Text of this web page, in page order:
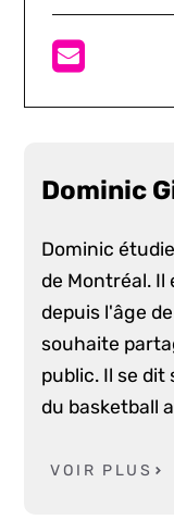
Dominic
Dominic
de Montréal. Il
depuis l'âge
souhaite
public. Il se
du basketball
VOIR PLUS